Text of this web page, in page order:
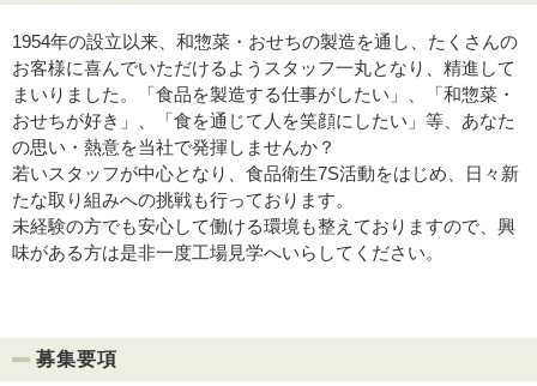
1954年の設立以来、和惣菜・おせちの製造を通し、たくさんの
お客様に喜んでいただけるようスタッフ一丸となり、精進して
まいりました。「食品を製造する仕事がしたい」、「和惣菜・
おせちが好き」、「食を通じて人を笑顔にしたい」等、あなた
の思い・熱意を当社で発揮しませんか？
若いスタッフが中心となり、食品衛生7S活動をはじめ、日々新
たな取り組みへの挑戦も行っております。
未経験の方でも安心して働ける環境も整えておりますので、興
味がある方は是非一度工場見学へいらしてください。
募集要項